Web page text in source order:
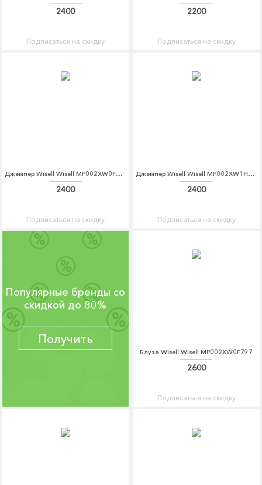
2400
Подписаться на скидку
2200
Подписаться на скидку
Джемпер Wisell Wisell MP002XW0F795
2400
Подписаться на скидку
Джемпер Wisell Wisell MP002XW1HLRP
2400
Подписаться на скидку
Популярные бренды со
скидкой до 80%
Получить
Блуза Wisell Wisell MP002XW0F797
2600
Подписаться на скидку